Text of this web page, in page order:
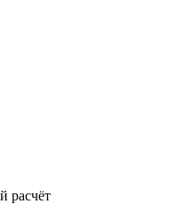
расчёт